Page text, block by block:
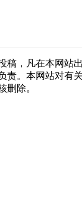
，凡在本网
。本网站对
删除。